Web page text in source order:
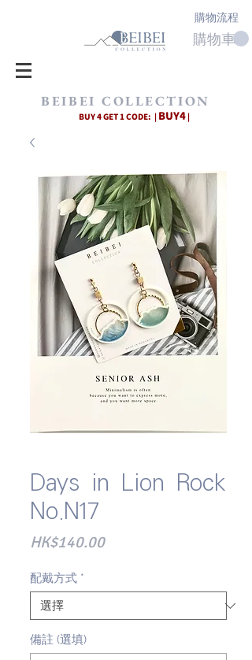
購物流程
購物車
BEIBEI COLLECTION
BUY 4 GET 1 CODE: | BUY4|
Days in Lion Rock
No.N17
HK$140.00價
配戴方式 *
備註 (選填)